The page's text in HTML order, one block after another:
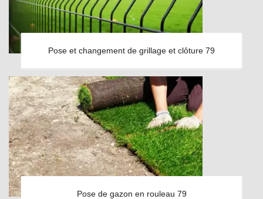
Pose et changement de grillage et clôture 79
Pose de gazon en rouleau 79